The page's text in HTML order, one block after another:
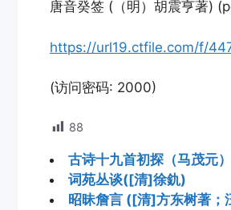
唐音癸签 (（明）胡震亨著)
https://url19.ctfile.com/f/
(访问密码: 2000)
88
古诗十九首初探（马茂元）
词苑丛谈([清]徐釚)
昭昧詹言 ([清]方东树著；